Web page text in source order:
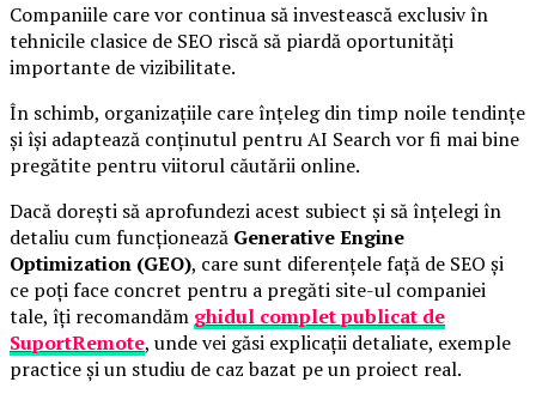
Companiile care vor continua să investească exclusiv în
tehnicile clasice de SEO riscă să piardă oportunități
importante de vizibilitate.
În schimb, organizațiile care înțeleg din timp noile tendințe
și își adaptează conținutul pentru AI Search vor fi mai bine
pregătite pentru viitorul căutării online.
Dacă dorești să aprofundezi acest subiect și să înțelegi în
detaliu cum funcționează Generative Engine
Optimization (GEO), care sunt diferențele față de SEO și
ce poți face concret pentru a pregăti site-ul companiei
tale, îți recomandăm ghidul complet publicat de
SuportRemote, unde vei găsi explicații detaliate, exemple
practice și un studiu de caz bazat pe un proiect real.